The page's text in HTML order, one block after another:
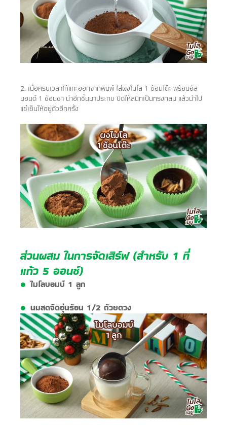
2. ​​​​เมื่อครบเวลาให้แกะออกจากพิมพ์ ใส่ผงไมโล 1 ช้อนโต๊ะ พร้อมอัล
มอนด์ 1 ช้อนชา นำอีกชิ้นมาประกบ ปิดให้สนิทเป็นทรงกลม แล้วนำไป
แช่เย็นให้อยู่ตัวอีกครั้ง​
​ส่วนผสม ในการจัดเสิร์ฟ​​ (สำหรับ 1 ที่
แก้ว 5 ออนซ์)
ไมโลบอมบ์ 1 ลูก​
นมสดจืดอุ่นร้อน 1/2 ถ้วยตวง​